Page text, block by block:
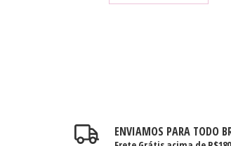
ENVIAMOS PARA TODO